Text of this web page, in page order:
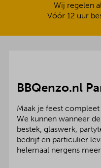
Wij regelen
Vóór 12 uur
BBQenzo.nl
Maak je feest
We kunnen wanneer
bestek, glaswerk,
bedrijf en particulier
helemaal nergens